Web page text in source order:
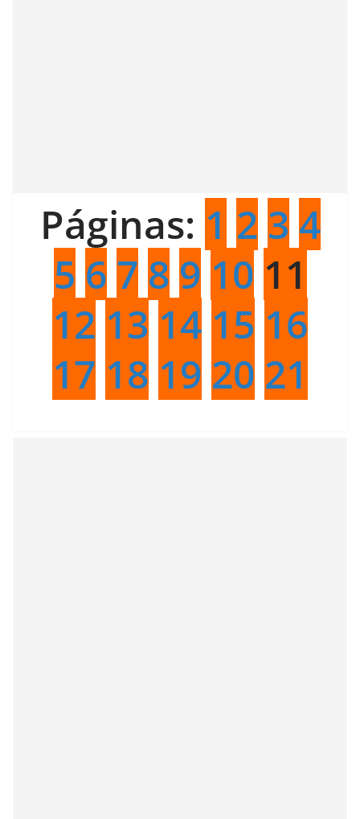
Páginas: 1 2 3 4
5 6 7 8 9 10 11
12 13 14 15 16
17 18 19 20 21